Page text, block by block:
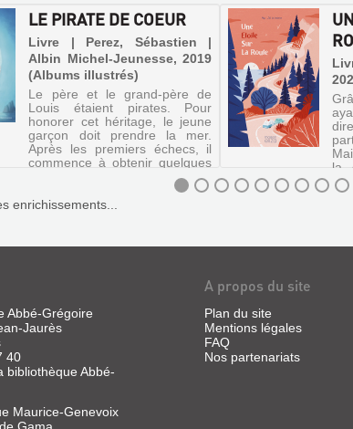
livres fera bientot l'unanimité.
la
LE PIRATE DE COEUR
Livre | Perez, Sébastien |
Albin Michel-Jeunesse, 2019
(Albums illustrés)
Le père et le grand-père de
Louis étaient pirates. Pour
honorer cet héritage, le jeune
garçon doit prendre la mer.
Après les premiers échecs, il
commence à obtenir quelques
butins, en volant une sirène et
deux pauvres pêcheurs. Ma...
enrichissements...
Abbé-Grégoire
Jaurès
40
bibliothèque Abbé-
Maurice-Genevoix
A propos du site
Plan du site
Mentions légales
FAQ
Nos partenariats